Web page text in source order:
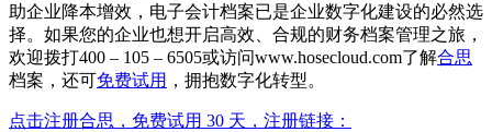
助企业降本增效，电子会计档案已是企业数字化建设的必然选
择。如果您的企业也想开启高效、合规的财务档案管理之旅，
欢迎拨打400 – 105 – 6505或访问www.hosecloud.com了解合思
档案，还可免费试用 ，拥抱数字化转型。
点击注册合思，免费试用 30 天，注册链接：